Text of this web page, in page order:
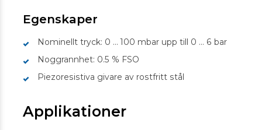
Egenskaper
Nominellt tryck: 0 ... 100 mbar upp till 0 ... 6 bar
Noggrannhet: 0.5 % FSO
Piezoresistiva givare av rostfritt stål
Applikationer